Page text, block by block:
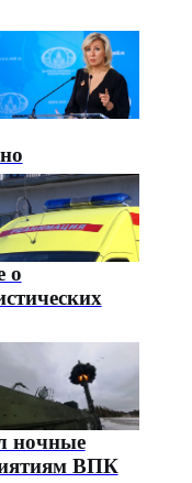
о
ночные
ВПК